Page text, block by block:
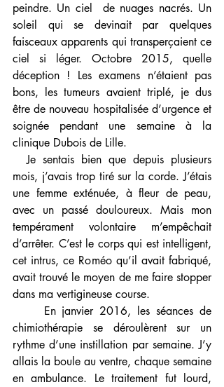
peindre. Un ciel  de nuages nacrés. Un
soleil qui se devinait par quelques
faisceaux apparents qui transperçaient ce
ciel si léger. Octobre 2015, quelle
déception ! Les examens n’étaient pas
bons, les tumeurs avaient triplé, je dus
être de nouveau hospitalisée d’urgence et
soignée pendant une semaine à la
clinique Dubois de Lille.
  Je sentais bien que depuis plusieurs
mois, j’avais trop tiré sur la corde. J’étais
une femme exténuée, à fleur de peau,
avec un passé douloureux. Mais mon
tempérament volontaire m’empêchait
d’arrêter. C’est le corps qui est intelligent,
cet intrus, ce Roméo qu’il avait fabriqué,
avait trouvé le moyen de me faire stopper
dans ma vertigineuse course.
chimiothérapie se déroulèrent sur un
rythme d’une instillation par semaine. J’y
allais la boule au ventre, chaque semaine
en ambulance. Le traitement fut lourd,